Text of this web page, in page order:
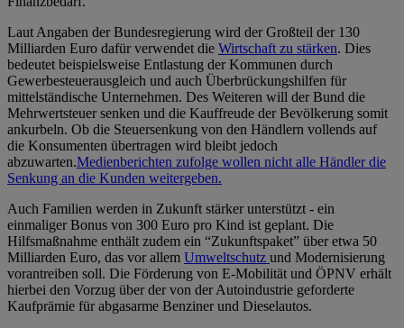
Laut Angaben der Bundesregierung wird der Großteil der 130
Milliarden Euro dafür verwendet die Wirtschaft zu stärken. Dies
bedeutet beispielsweise Entlastung der Kommunen durch
Gewerbesteuerausgleich und auch Überbrückungshilfen für
mittelständische Unternehmen. Des Weiteren will der Bund die
Mehrwertsteuer senken und die Kauffreude der Bevölkerung somit
ankurbeln. Ob die Steuersenkung von den Händlern vollends auf
die Konsumenten übertragen wird bleibt jedoch
abzuwarten.Medienberichten zufolge wollen nicht alle Händler die
Senkung an die Kunden weitergeben.
Auch Familien werden in Zukunft stärker unterstützt - ein
einmaliger Bonus von 300 Euro pro Kind ist geplant. Die
Hilfsmaßnahme enthält zudem ein “Zukunftspaket” über etwa 50
Milliarden Euro, das vor allem Umweltschutz und Modernisierung
vorantreiben soll. Die Förderung von E-Mobilität und ÖPNV erhält
hierbei den Vorzug über der von der Autoindustrie geforderte
Kaufprämie für abgasarme Benziner und Dieselautos.